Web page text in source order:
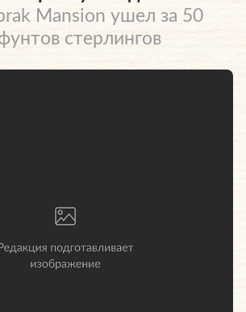
Mansion ушел за 50
стерлингов